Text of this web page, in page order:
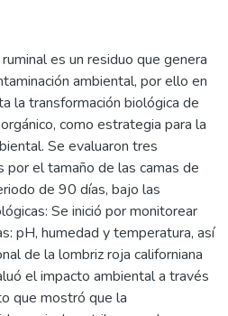
es un residuo que genera
ambiental, por ello en
la transformación biológica de
como estrategia para la
Se evaluaron tres
el tamaño de las camas de
de 90 días, bajo las
Se inició por monitorear
pH, humedad y temperatura, así
de la lombriz roja californiana
el impacto ambiental a través
que mostró que la